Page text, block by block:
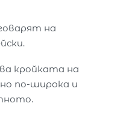
на
кройката на
по-широка и